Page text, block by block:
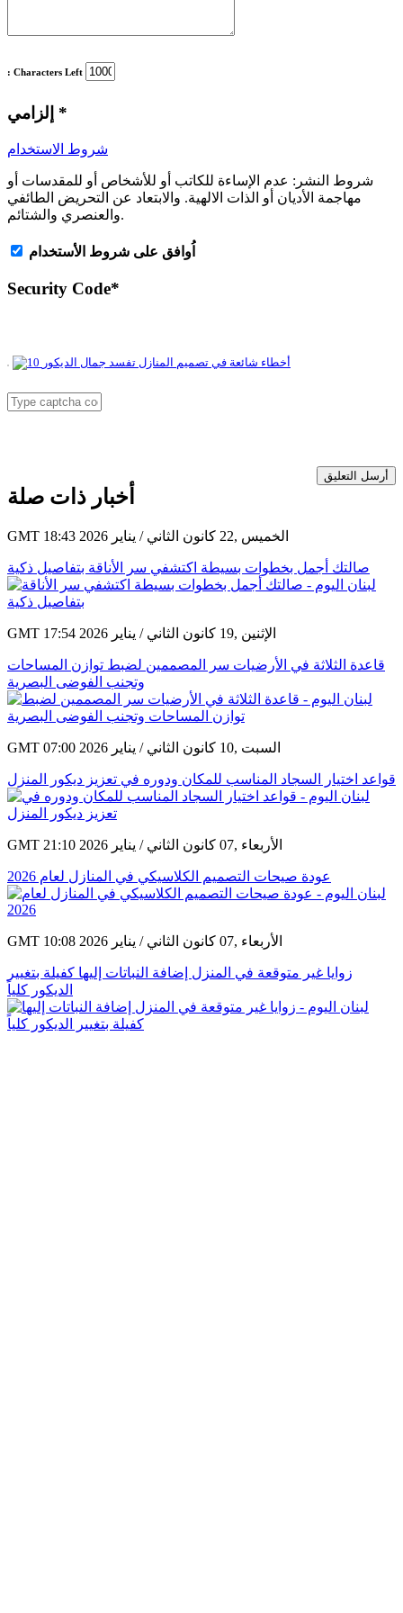
: Characters Left
*
شروط الاستخدام
شروط النشر: عدم الإساءة للكاتب أو للأشخاص أو للمقدسات أو
مهاجمة الأديان أو الذات الالهية. والابتعاد عن التحريض الطائفي
والعنصري والشتائم.
اُوافق على شروط الأستخدام
Security Code*
أرسل التعليق
أخبار ذات صلة
GMT 18:43 2026 الخميس ,22 كانون الثاني / يناير
صالتك أجمل بخطوات بسيطة اكتشفي سر الأناقة بتفاصيل ذكية
GMT 17:54 2026 الإثنين ,19 كانون الثاني / يناير
قاعدة الثلاثة في الأرضيات سر المصممين لضبط توازن المساحات
وتجنب الفوضى البصرية
GMT 07:00 2026 السبت ,10 كانون الثاني / يناير
قواعد اختيار السجاد المناسب للمكان ودوره في تعزيز ديكور المنزل
GMT 21:10 2026 الأربعاء ,07 كانون الثاني / يناير
عودة صيحات التصميم الكلاسيكي في المنازل لعام 2026
GMT 10:08 2026 الأربعاء ,07 كانون الثاني / يناير
زوايا غير متوقعة في المنزل إضافة النباتات إليها كفيلة بتغيير
الديكور كلياً